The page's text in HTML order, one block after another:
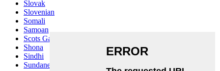
Slovak
Slovenian
Somali
Samoan
Scots Gaelic
Shona
Sindhi
Sundanese